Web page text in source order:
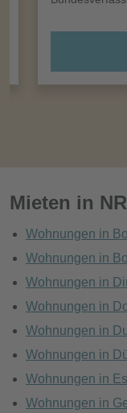
Mieten in
Wohnungen in
Wohnungen in
Wohnungen in
Wohnungen in
Wohnungen in
Wohnungen in
Wohnungen in
Wohnungen in